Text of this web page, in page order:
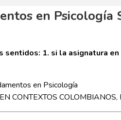
en Psicología
1. si la asignatura
en Psicología
CONTEXTOS